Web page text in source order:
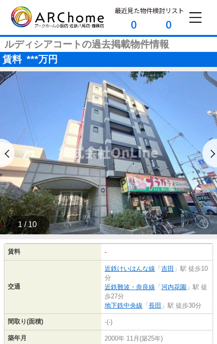
最近見た物件
0
検討リスト
0
ルディシアコートの過去掲載物件情報
賃料 ***万円
1 / 10
賃料 -
交通
近鉄けいはんな線 「 吉田 」駅 徒歩10
分
近鉄難波・奈良線 「 河内花園 」駅 徒
歩27分
地下鉄中央線 「 長田 」駅 徒歩30分
間取り(面積) -(-)
築年月 2000年 11月(築25年)